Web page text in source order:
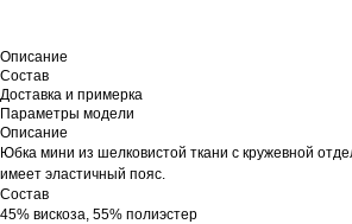
Описание
Состав
Доставка и примерка
Параметры модели
Описание
Юбка мини из шелковистой ткани с кружевной
имеет эластичный пояс.
Состав
45% вискоза, 55% полиэстер